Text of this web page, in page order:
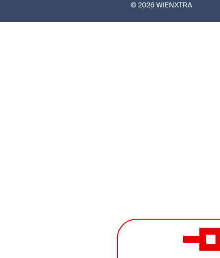
© 2026 WIENXTRA